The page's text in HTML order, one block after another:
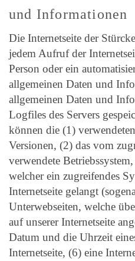
und Informationen
Die Internetseite der
jedem Aufruf der
Person oder ein
allgemeinen Daten und
allgemeinen Daten und
Logfiles des Servers
können die (1)
Versionen, (2) das vom
verwendete
welcher ein zugreifendes
Internetseite gelangt
Unterwebseiten, welche
auf unserer Internetseite
Datum und die Uhrzeit
Internetseite, (6) eine